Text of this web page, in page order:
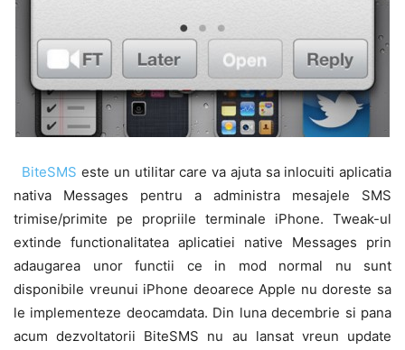
BiteSMS este un utilitar care va ajuta sa inlocuiti aplicatia
nativa Messages pentru a administra mesajele SMS
trimise/primite pe propriile terminale iPhone. Tweak-ul
extinde functionalitatea aplicatiei native Messages prin
adaugarea unor functii ce in mod normal nu sunt
disponibile vreunui iPhone deoarece Apple nu doreste sa
le implementeze deocamdata. Din luna decembrie si pana
acum dezvoltatorii BiteSMS nu au lansat vreun update